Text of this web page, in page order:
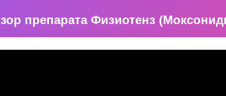
препарата Физиотенз